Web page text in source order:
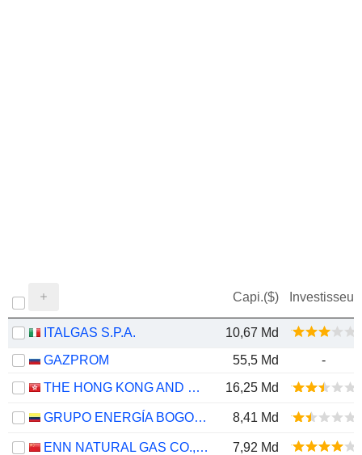
Capi.($) Investisseur
ITALGAS S.P.A.
10,67 Md
GAZPROM
55,5 Md
-
THE HONG KONG AND CHINA GAS COMPANY LIMITED
16,25 Md
GRUPO ENERGÍA BOGOTÁ S.A. E.S.P. 8,41 Md
ENN NATURAL GAS CO., LTD. 7,92 Md